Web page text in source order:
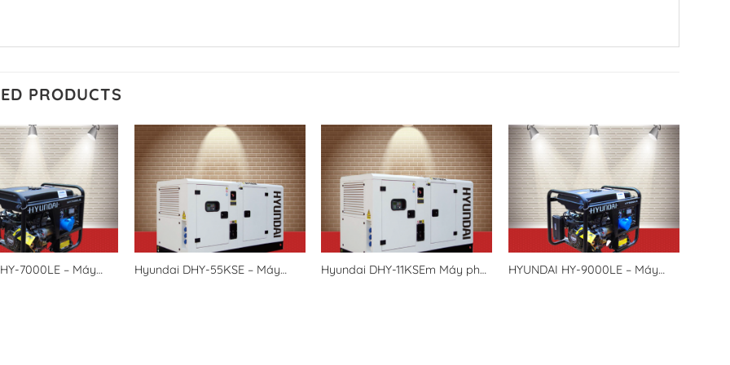
PRODUCTS
7000LE – Máy
Hyundai DHY-55KSE – Máy
Hyundai DHY-11KSEm Máy phát
HYUNDAI HY-9000LE – Máy